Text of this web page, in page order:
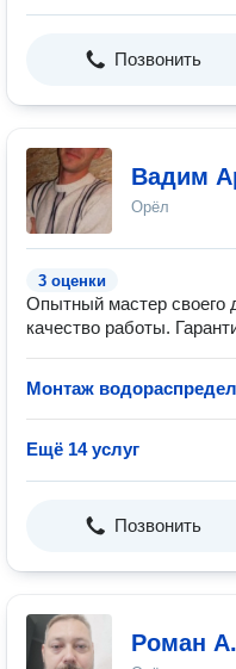
Позвонить
Вадим
Орёл
3 оценки
Опытный мастер
качество работы.
Монтаж
Ещё 14 услуг
Позвонить
Роман А.